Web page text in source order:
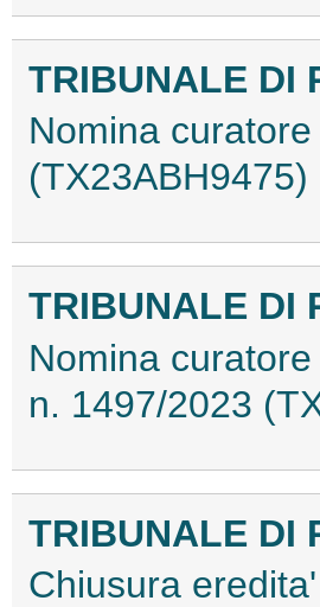
TRIBUNALE DI
Nomina
(TX23ABH9475)
TRIBUNALE DI
Nomina
n. 1497/2023
TRIBUNALE DI
Chiusura